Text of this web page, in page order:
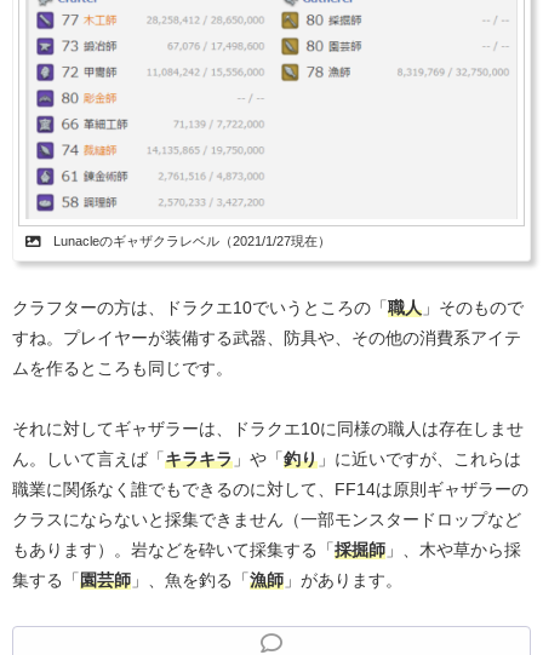
Lunacleのギャザクラレベル（2021/1/27現在）
クラフターの方は、ドラクエ10でいうところの「職人 」そのもので
すね。プレイヤーが装備する武器、防具や、その他の消費系アイテ
ムを作るところも同じです。
それに対してギャザラーは、ドラクエ10に同様の職人は存在しませ
ん。しいて言えば「キラキラ 」や「釣り 」に近いですが、これらは
職業に関係なく誰でもできるのに対して、FF14は原則ギャザラーの
クラスにならないと採集できません（一部モンスタードロップなど
もあります）。岩などを砕いて採集する「採掘師 」、木や草から採
集する「園芸師 」、魚を釣る「漁師 」があります。